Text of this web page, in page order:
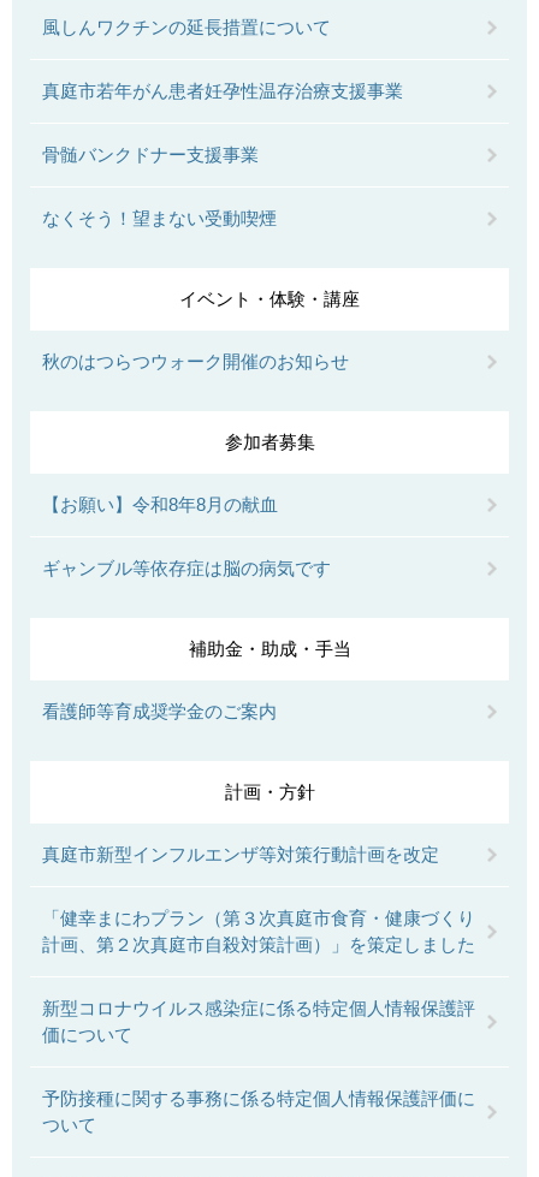
風しんワクチンの延長措置について
真庭市若年がん患者妊孕性温存治療支援事業
骨髄バンクドナー支援事業
なくそう！望まない受動喫煙
イベント・体験・講座
秋のはつらつウォーク開催のお知らせ
参加者募集
【お願い】令和8年8月の献血
ギャンブル等依存症は脳の病気です
補助金・助成・手当
看護師等育成奨学金のご案内
計画・方針
真庭市新型インフルエンザ等対策行動計画を改定
「健幸まにわプラン（第３次真庭市食育・健康づくり
計画、第２次真庭市自殺対策計画）」を策定しました
新型コロナウイルス感染症に係る特定個人情報保護評
価について
予防接種に関する事務に係る特定個人情報保護評価に
ついて